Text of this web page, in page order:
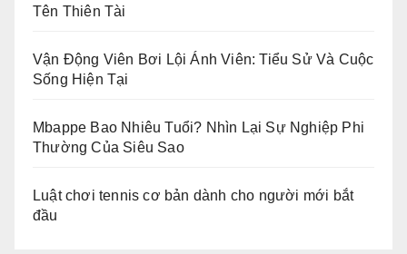
Tên Thiên Tài
Vận Động Viên Bơi Lội Ánh Viên: Tiểu Sử Và Cuộc
Sống Hiện Tại
Mbappe Bao Nhiêu Tuổi? Nhìn Lại Sự Nghiệp Phi
Thường Của Siêu Sao
Luật chơi tennis cơ bản dành cho người mới bắt
đầu